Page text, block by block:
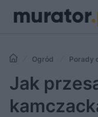
Ogród Porady
kamczacką? Radzi
Jak